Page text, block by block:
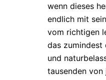
wenn dieses
endlich mit
vom richtigen
das zumindest
und
tausenden von